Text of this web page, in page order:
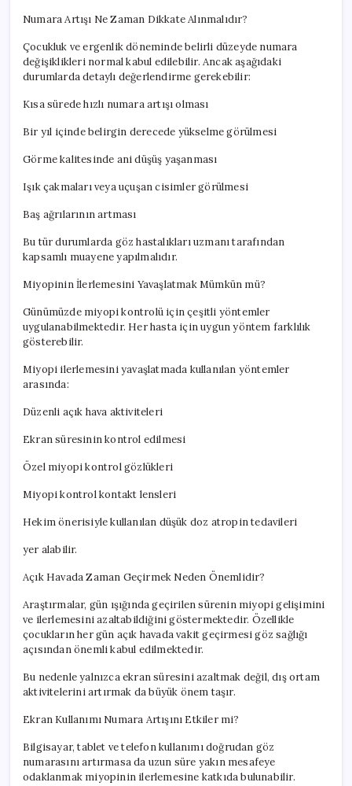
Numara Artışı Ne Zaman Dikkate Alınmalıdır?
Çocukluk ve ergenlik döneminde belirli düzeyde numara
değişiklikleri normal kabul edilebilir. Ancak aşağıdaki
durumlarda detaylı değerlendirme gerekebilir:
Kısa sürede hızlı numara artışı olması
Bir yıl içinde belirgin derecede yükselme görülmesi
Görme kalitesinde ani düşüş yaşanması
Işık çakmaları veya uçuşan cisimler görülmesi
Baş ağrılarının artması
Bu tür durumlarda göz hastalıkları uzmanı tarafından
kapsamlı muayene yapılmalıdır.
Miyopinin İlerlemesini Yavaşlatmak Mümkün mü?
Günümüzde miyopi kontrolü için çeşitli yöntemler
uygulanabilmektedir. Her hasta için uygun yöntem farklılık
gösterebilir.
Miyopi ilerlemesini yavaşlatmada kullanılan yöntemler
arasında:
Düzenli açık hava aktiviteleri
Ekran süresinin kontrol edilmesi
Özel miyopi kontrol gözlükleri
Miyopi kontrol kontakt lensleri
Hekim önerisiyle kullanılan düşük doz atropin tedavileri
yer alabilir.
Açık Havada Zaman Geçirmek Neden Önemlidir?
Araştırmalar, gün ışığında geçirilen sürenin miyopi gelişimini
ve ilerlemesini azaltabildiğini göstermektedir. Özellikle
çocukların her gün açık havada vakit geçirmesi göz sağlığı
açısından önemli kabul edilmektedir.
Bu nedenle yalnızca ekran süresini azaltmak değil, dış ortam
aktivitelerini artırmak da büyük önem taşır.
Ekran Kullanımı Numara Artışını Etkiler mi?
Bilgisayar, tablet ve telefon kullanımı doğrudan göz
numarasını artırmasa da uzun süre yakın mesafeye
odaklanmak miyopinin ilerlemesine katkıda bulunabilir.